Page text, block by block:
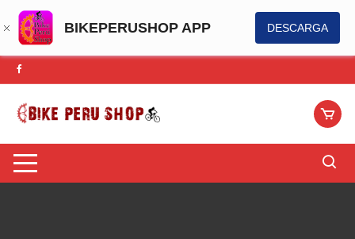
BIKEPERUSHOP APP DESCARGA
Saltar
al
contenido